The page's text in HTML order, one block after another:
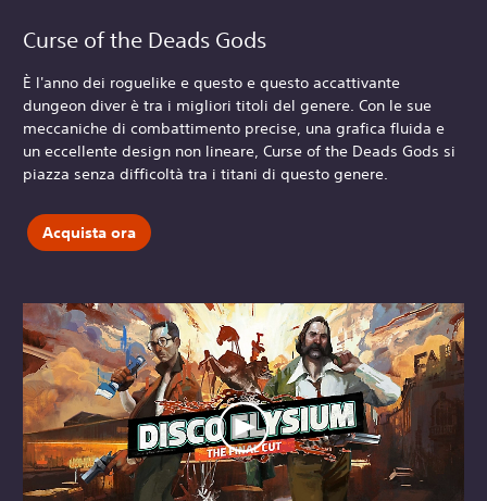
Curse of the Deads Gods
È l'anno dei roguelike e questo e questo accattivante
dungeon diver è tra i migliori titoli del genere. Con le sue
meccaniche di combattimento precise, una grafica fluida e
un eccellente design non lineare, Curse of the Deads Gods si
piazza senza difficoltà tra i titani di questo genere.
Acquista ora